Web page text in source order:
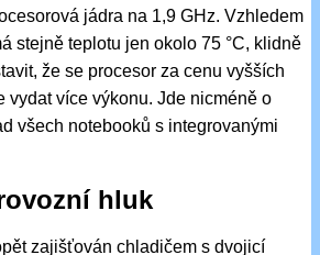
jádra na 1,9 GHz. Vzhledem
stejně teplotu jen okolo 75 °C, klidně
že se procesor za cenu vyšších
vydat více výkonu. Jde nicméně o
všech notebooků s integrovanými
hluk
zajišťován chladičem s dvojicí